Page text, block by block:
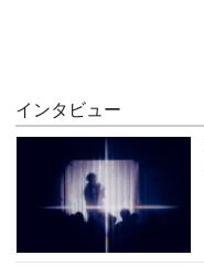
インタビュー